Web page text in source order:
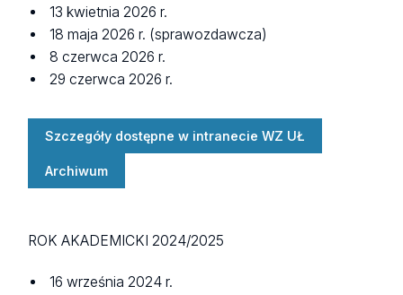
13 kwietnia 2026 r.
18 maja 2026 r. (sprawozdawcza)
8 czerwca 2026 r.
29 czerwca 2026 r.
Szczegóły dostępne w intranecie WZ UŁ
Archiwum
ROK AKADEMICKI 2024/2025
16 września 2024 r.